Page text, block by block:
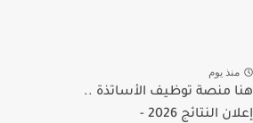
يوم
منصة توظيف الأساتذة ..
إعلان النتائج 2026 -